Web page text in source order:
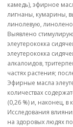
камедь), эфирное
лигнаны, кумарины,
линолевую,
Выявлено
элеутерококка
элеутерококка
алкалоидов,
частях растения;
Эфирные масла
количествах
(0,26 %) и, наконец, в
Исследования
на здоровых людях